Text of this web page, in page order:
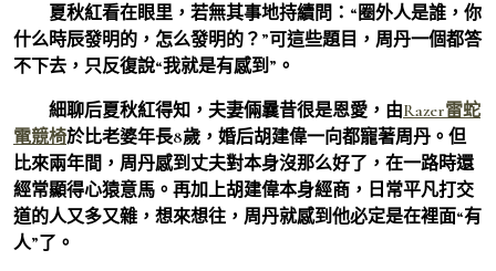
夏秋紅看在眼里，若無其事地持續問：“圈外人是誰，你
什么時辰發明的，怎么發明的？”可這些題目，周丹一個都答
不下去，只反復說“我就是有感到”。
細聊后夏秋紅得知，夫妻倆曩昔很是恩愛，由Razer雷蛇
電競椅於比老婆年長8歲，婚后胡建偉一向都寵著周丹。但
比來兩年間，周丹感到丈夫對本身沒那么好了，在一路時還
經常顯得心猿意馬。再加上胡建偉本身經商，日常平凡打交
道的人又多又雜，想來想往，周丹就感到他必定是在裡面“有
人”了。